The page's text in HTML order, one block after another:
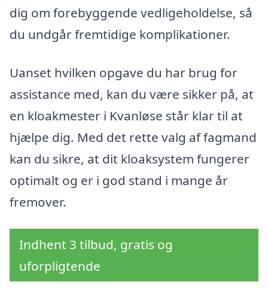
dig om forebyggende vedligeholdelse, så
du undgår fremtidige komplikationer.
Uanset hvilken opgave du har brug for
assistance med, kan du være sikker på, at
en kloakmester i Kvanløse står klar til at
hjælpe dig. Med det rette valg af fagmand
kan du sikre, at dit kloaksystem fungerer
optimalt og er i god stand i mange år
fremover.
Indhent 3 tilbud, gratis og
uforpligtende